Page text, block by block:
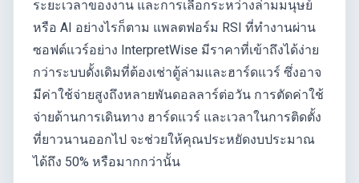
ระยะเวลาของงาน และการเลือกระหว่างล่ามมนุษย์
หรือ AI อย่างไรก็ตาม แพลตฟอร์ม RSI ที่ทำงานผ่าน
ซอฟต์แวร์อย่าง InterpretWise มีราคาที่เข้าถึงได้ง่าย
กว่าระบบดั้งเดิมที่ต้องเช่าตู้ล่ามและฮาร์ดแวร์ ซึ่งอาจ
มีค่าใช้จ่ายสูงถึงหลายพันดอลลาร์ต่อวัน การตัดค่าใช้
จ่ายด้านการเดินทาง ฮาร์ดแวร์ และเวลาในการติดตั้ง
ที่ยาวนานออกไป จะช่วยให้คุณประหยัดงบประมาณ
ได้ถึง 50% หรือมากกว่านั้น